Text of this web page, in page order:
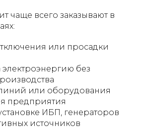
чаще всего заказывают в
или просадки
электроэнергию без
или оборудования
предприятия
ИБП, генераторов
источников